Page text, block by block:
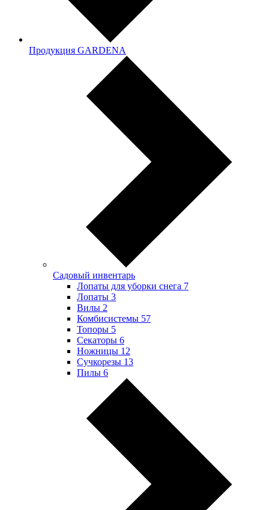
Продукция GARDENA
Садовый инвентарь
Лопаты для уборки снега 7
Лопаты 3
Вилы 2
Комбисистемы 57
Топоры 5
Секаторы 6
Ножницы 12
Сучкорезы 13
Пилы 6